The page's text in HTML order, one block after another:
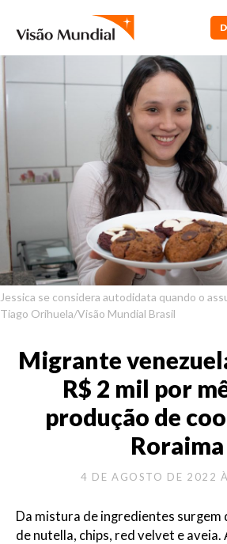
Jessica se considera autodidata quando o
Tiago Orihuela/Visão Mundial Brasil
Migrante
R$ 2 mil por
produção de
Roraima
4 DE AGOSTO DE 2022
Da mistura de ingredientes surgem
de nutella, chips, red velvet e